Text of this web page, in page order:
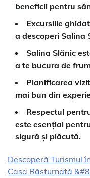
beneficii pentru
Excursiile
a descoperi Salina
Salina Slănic
a te bucura de
Planificarea
mai bun din
Respectul
este esențial
sigură și plăcută.
Descoperă Turismul
Casa Răsturnată